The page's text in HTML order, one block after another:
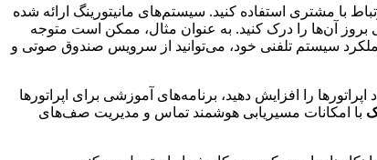
با مشتری استفاده کنید. سیستم‌های مانیتورینگ ارائه شده
بروز آن‌ها را درک کنید. به عنوان مثال، ممکن است متوجه
سیستم تلفنی خود، می‌توانید از سرویس صندوق صوتی و
را افزایش دهید، برنامه‌های آموزشی برای اپراتورها
با امکانات مسیریابی هوشمند تماس و مدیریت صف‌های